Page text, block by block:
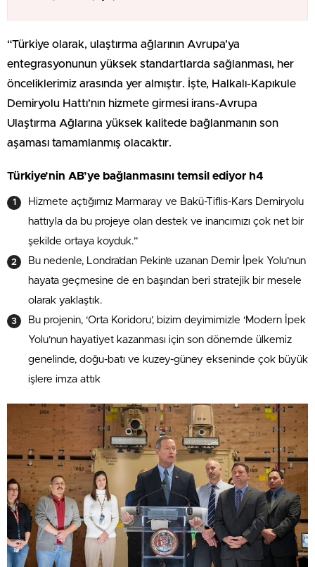
“Türkiye olarak, ulaştırma ağlarının Avrupa’ya
entegrasyonunun yüksek standartlarda sağlanması, her
önceliklerimiz arasında yer almıştır. İşte, Halkalı-Kapıkule
Demiryolu Hattı’nın hizmete girmesi irans-Avrupa
Ulaştırma Ağlarına yüksek kalitede bağlanmanın son
aşaması tamamlanmış olacaktır.
Türkiye’nin AB’ye bağlanmasını temsil ediyor h4
Hizmete açtığımız Marmaray ve Bakü-Tiflis-Kars Demiryolu
hattıyla da bu projeye olan destek ve inancımızı çok net bir
şekilde ortaya koyduk.”
Bu nedenle, Londra’dan Pekin’e uzanan Demir İpek Yolu’nun
hayata geçmesine de en başından beri stratejik bir mesele
olarak yaklaştık.
Bu projenin, ‘Orta Koridoru’, bizim deyimimizle ‘Modern İpek
Yolu’nun hayatiyet kazanması için son dönemde ülkemiz
genelinde, doğu-batı ve kuzey-güney ekseninde çok büyük
işlere imza attık